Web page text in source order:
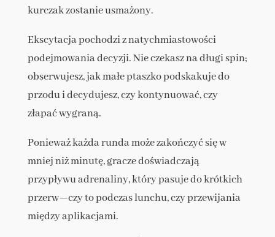
kurczak zostanie usmażony.
Ekscytacja pochodzi z natychmiastowości
podejmowania decyzji. Nie czekasz na długi spin;
obserwujesz, jak małe ptaszko podskakuje do
przodu i decydujesz, czy kontynuować, czy
złapać wygraną.
Ponieważ każda runda może zakończyć się w
mniej niż minutę, gracze doświadczają
przypływu adrenaliny, który pasuje do krótkich
przerw—czy to podczas lunchu, czy przewijania
między aplikacjami.